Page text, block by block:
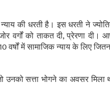
की धरती है। इस धरती ने
वर्गों को ताकत दी, प्रेरणा
वर्षों में सामाजिक न्याय के लिए
उनको सत्ता भोगने का अवसर